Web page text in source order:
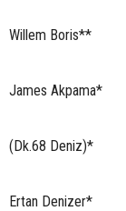
Willem Boris**
James Akpama*
(Dk.68 Deniz)*
Ertan Denizer*